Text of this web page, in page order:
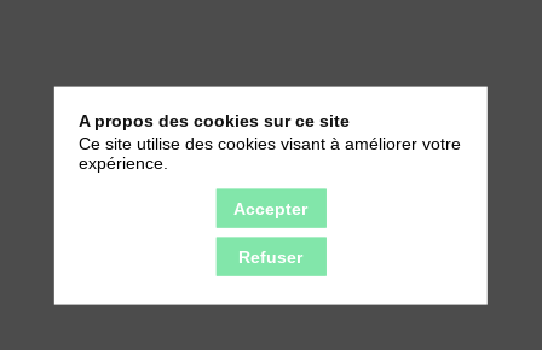
Envoyer un message
A propos des cookies sur ce site
Ce site utilise des cookies visant à améliorer votre
expérience.
Accepter
Refuser